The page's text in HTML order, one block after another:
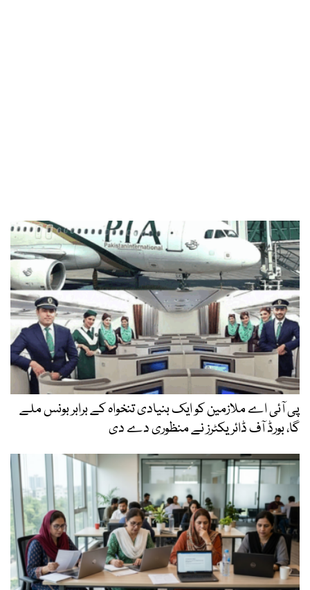
پی آئی اے ملازمین کو ایک بنیادی تنخواہ کے برابر بونس ملے
گا، بورڈ آف ڈائریکٹرز نے منظوری دے دی